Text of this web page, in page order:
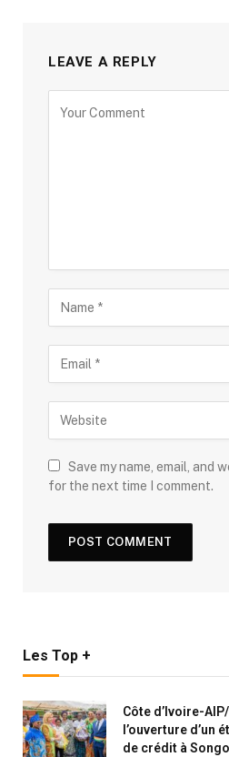
LEAVE A REPLY
Save my name, email, and
for the next time I comment.
Les Top +
Côte d’Ivoire-
l’ouverture d’un
de crédit à